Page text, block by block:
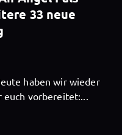
33 neue
haben wir wieder
euch vorbereitet:...